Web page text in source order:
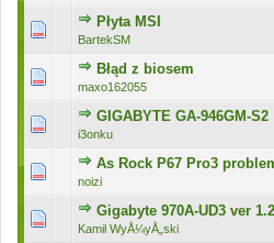
Płyta MSI
BartekSM
0 głosów - średnia ocena: 0
Błąd z biosem
maxo162055
0 głosów - średnia ocena: 0
GIGABYTE GA-946GM-S2
i3onku
0 głosów - średnia ocena: 0
12345
As Rock P67 Pro3
noizi
0 głosów - średnia ocena: 0
12345
Gigabyte 970A-UD3 ver 1.2
Kamil WyÅ¼yÅ„ski
0 głosów - średnia ocena: 0
12 345